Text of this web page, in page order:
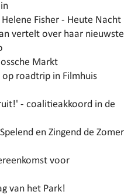
Fisher - Heute Nacht
vertelt over haar nieuwste
Markt
op roadtrip in Filmhuis
- coalitieakkoord in de
en Zingend de Zomer
voor
van het Park!